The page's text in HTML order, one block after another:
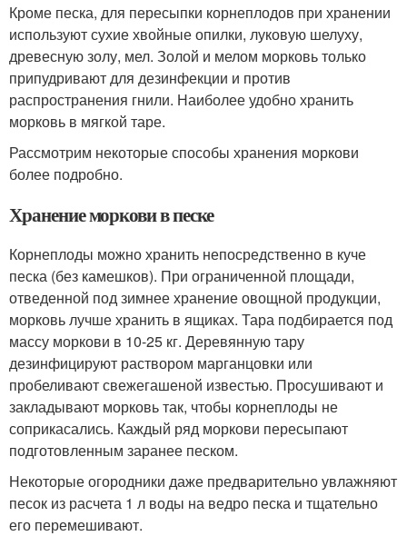
Кроме песка, для пересыпки корнеплодов при хранении
используют сухие хвойные опилки, луковую шелуху,
древесную золу, мел. Золой и мелом морковь только
припудривают для дезинфекции и против
распространения гнили. Наиболее удобно хранить
морковь в мягкой таре.
Рассмотрим некоторые способы хранения моркови
более подробно.
Хранение моркови в песке
Корнеплоды можно хранить непосредственно в куче
песка (без камешков). При ограниченной площади,
отведенной под зимнее хранение овощной продукции,
морковь лучше хранить в ящиках. Тара подбирается под
массу моркови в 10-25 кг. Деревянную тару
дезинфицируют раствором марганцовки или
пробеливают свежегашеной известью. Просушивают и
закладывают морковь так, чтобы корнеплоды не
соприкасались. Каждый ряд моркови пересыпают
подготовленным заранее песком.
Некоторые огородники даже предварительно увлажняют
песок из расчета 1 л воды на ведро песка и тщательно
его перемешивают.